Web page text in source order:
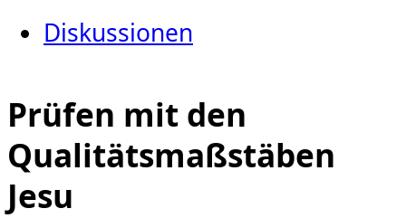
Diskussionen
Prüfen mit den
Qualitätsmaßstäben
Jesu